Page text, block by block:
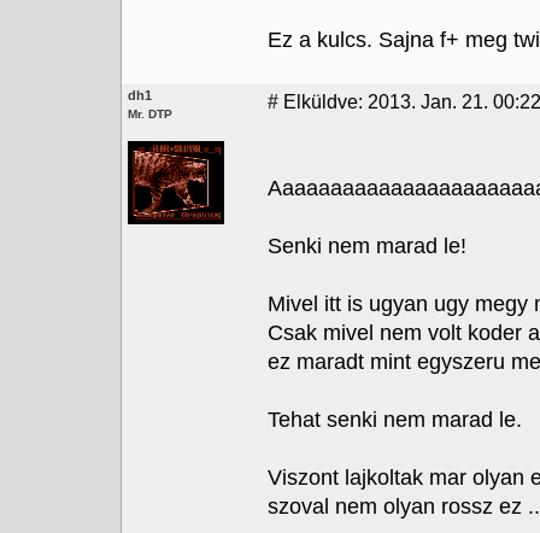
Ez a kulcs. Sajna f+ meg
dh1
Mr. DTP
# Elküldve: 2013. Jan. 21. 00:22
Senki nem marad le!
Mivel itt is ugyan ugy megy
Csak mivel nem volt koder
ez maradt mint egyszeru
Tehat senki nem marad le.
Viszont lajkoltak mar olyan
szoval nem olyan rossz ez